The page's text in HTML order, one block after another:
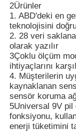
Ana sayfa
Ürünler
VİDEOLAR
Hakkımızda
2Ürünler
1. ABD'deki en
teknolojisini
2. 28 veri
olarak yazılır
3Çoklu ölçüm
ihtiyaçlarını
4. Müşterilerin
kaynaklanan
sensör koruma
5Universal 9V pil
fonksiyonu,
enerji tüketimini